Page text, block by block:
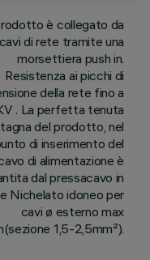
è collegato da
cavi di rete tramite una
morsettiera push in.
Resistenza ai picchi di
della rete fino a
. La perfetta tenuta
del prodotto, nel
di inserimento del
di alimentazione è
dal pressacavo in
Nichelato idoneo per
cavi ø esterno max
1,5-2,5mm²).